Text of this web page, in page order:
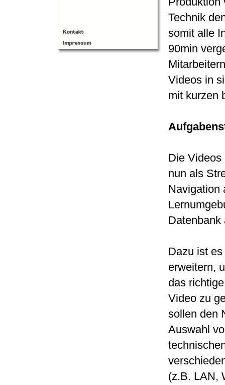
Technik
somit alle
90min
Videos in
mit kurzen
Die Videos
nun als
Navigation
Datenbank
Dazu ist
erweitern,
das
Video zu
sollen den
Auswahl
(z.B. LAN,